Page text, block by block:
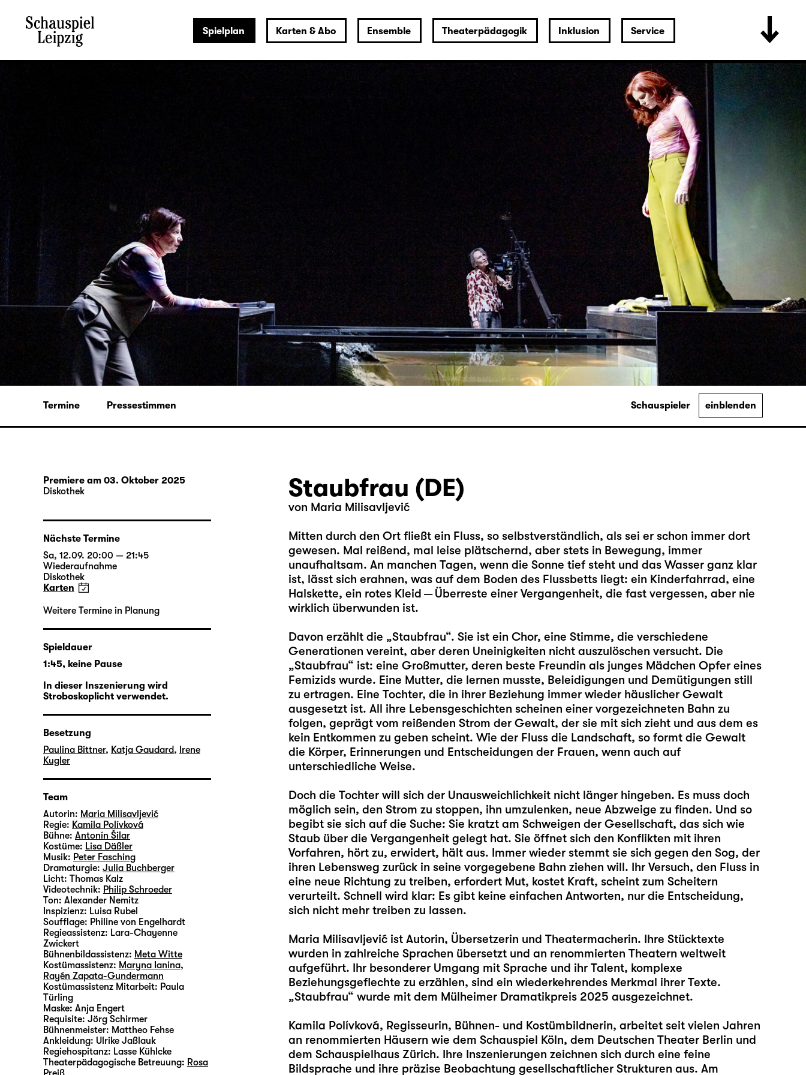
Spielplan Karten & Abo Ensemble Theaterpädagogik Inklusion Service
Termine Pressestimmen Schauspieler einblenden
Staubfrau (DE)
von Maria Milisavljević
Mitten durch den Ort fließt ein Fluss, so selbstverständlich, als sei er schon immer dort
gewesen. Mal reißend, mal leise plätschernd, aber stets in Bewegung, immer
unaufhaltsam. An manchen Tagen, wenn die Sonne tief steht und das Wasser ganz klar
ist, lässt sich erahnen, was auf dem Boden des Flussbetts liegt: ein Kinderfahrrad, eine
Halskette, ein rotes Kleid — Überreste einer Vergangenheit, die fast vergessen, aber nie
wirklich überwunden ist.
Davon erzählt die „Staubfrau“. Sie ist ein Chor, eine Stimme, die verschiedene
Generationen vereint, aber deren Uneinigkeiten nicht auszulöschen versucht. Die
„Staubfrau“ ist: eine Großmutter, deren beste Freundin als junges Mädchen Opfer eines
Femizids wurde. Eine Mutter, die lernen musste, Beleidigungen und Demütigungen still
zu ertragen. Eine Tochter, die in ihrer Beziehung immer wieder häuslicher Gewalt
ausgesetzt ist. All ihre Lebensgeschichten scheinen einer vorgezeichneten Bahn zu
folgen, geprägt vom reißenden Strom der Gewalt, der sie mit sich zieht und aus dem es
kein Entkommen zu geben scheint. Wie der Fluss die Landschaft, so formt die Gewalt
die Körper, Erinnerungen und Entscheidungen der Frauen, wenn auch auf
unterschiedliche Weise.
Doch die Tochter will sich der Unausweichlichkeit nicht länger hingeben. Es muss doch
möglich sein, den Strom zu stoppen, ihn umzulenken, neue Abzweige zu finden. Und so
begibt sie sich auf die Suche: Sie kratzt am Schweigen der Gesellschaft, das sich wie
Staub über die Vergangenheit gelegt hat. Sie öffnet sich den Konflikten mit ihren
Vorfahren, hört zu, erwidert, hält aus. Immer wieder stemmt sie sich gegen den Sog, der
ihren Lebensweg zurück in seine vorgegebene Bahn ziehen will. Ihr Versuch, den Fluss in
eine neue Richtung zu treiben, erfordert Mut, kostet Kraft, scheint zum Scheitern
verurteilt. Schnell wird klar: Es gibt keine einfachen Antworten, nur die Entscheidung,
sich nicht mehr treiben zu lassen.
Maria Milisavljević ist Autorin, Übersetzerin und Theatermacherin. Ihre Stücktexte
wurden in zahlreiche Sprachen übersetzt und an renommierten Theatern weltweit
aufgeführt. Ihr besonderer Umgang mit Sprache und ihr Talent, komplexe
Beziehungsgeflechte zu erzählen, sind ein wiederkehrendes Merkmal ihrer Texte.
„Staubfrau“ wurde mit dem Mülheimer Dramatikpreis 2025 ausgezeichnet.
Kamila Polívková, Regisseurin, Bühnen- und Kostümbildnerin, arbeitet seit vielen Jahren
an renommierten Häusern wie dem Schauspiel Köln, dem Deutschen Theater Berlin und
dem Schauspielhaus Zürich. Ihre Inszenierungen zeichnen sich durch eine feine
Bildsprache und ihre präzise Beobachtung gesellschaftlicher Strukturen aus. Am
Premiere am 03. Oktober 2025
Diskothek
Nächste Termine
Sa, 12.09. 20:00 — 21:45
Wiederaufnahme
Diskothek
Karten
Weitere Termine in Planung
Spieldauer
1:45, keine Pause
In dieser Inszenierung wird
Stroboskoplicht verwendet.
Besetzung
Paulina Bittner, Katja Gaudard, Irene
Kugler
Team
Autorin: Maria Milisavljević
Regie: Kamila Polívková
Bühne: Antonín Šilar
Kostüme: Lisa Däßler
Musik: Peter Fasching
Dramaturgie: Julia Buchberger
Licht: Thomas Kalz
Videotechnik: Philip Schroeder
Ton: Alexander Nemitz
Inspizienz: Luisa Rubel
Soufflage: Philine von Engelhardt
Regieassistenz: Lara-Chayenne
Zwickert
Bühnenbildassistenz: Meta Witte
Kostümassistenz: Maryna Ianina,
Rayén Zapata-Gundermann
Kostümassistenz Mitarbeit: Paula
Türling
Maske: Anja Engert
Requisite: Jörg Schirmer
Bühnenmeister: Mattheo Fehse
Ankleidung: Ulrike Jaßlauk
Regiehospitanz: Lasse Kühlcke
Theaterpädagogische Betreuung: Rosa